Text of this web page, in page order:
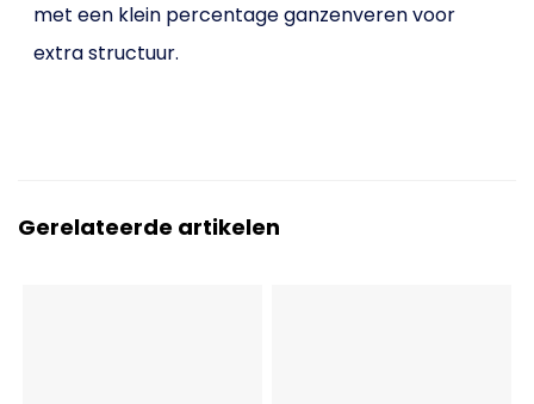
met een klein percentage ganzenveren voor
extra structuur.
Gerelateerde artikelen